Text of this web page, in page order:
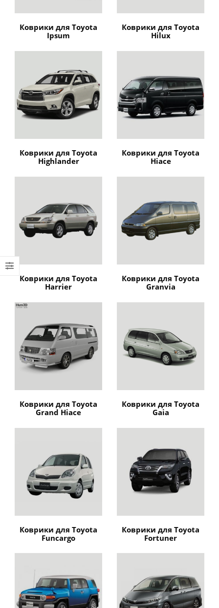
Коврики для Toyota
Ipsum
Коврики для Toyota
Hilux
Коврики для Toyota
Highlander
Коврики для Toyota
Hiace
Коврики для Toyota
Harrier
Коврики для Toyota
Granvia
Коврики для Toyota
Grand Hiace
Коврики для Toyota
Gaia
Коврики для Toyota
Funcargo
Коврики для Toyota
Fortuner